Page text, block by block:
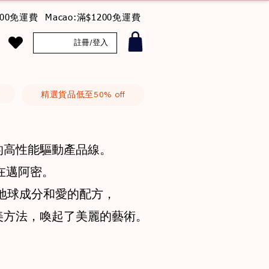
免運費 Macao:滿$1200免運費
註冊/登入
精選貨品低至50% off
性能驅動產品線。
阿密。
球成分和愛的配方，
法，喚起了美麗的藝術。